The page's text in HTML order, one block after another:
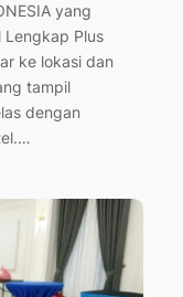
yang
Lengkap Plus
ke lokasi dan
tampil
dengan